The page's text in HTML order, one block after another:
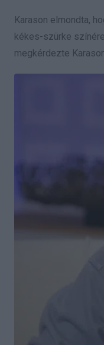
Karason elmondta,
kékes-szürke
megkérdezte